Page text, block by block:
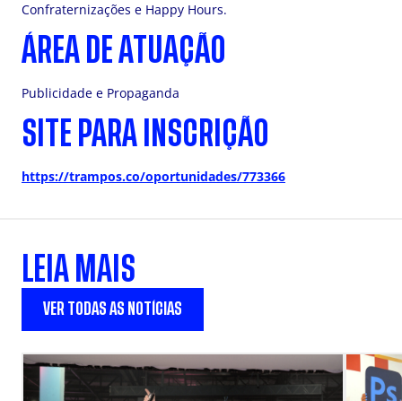
Confraternizações e Happy Hours.
ÁREA DE ATUAÇÃO
Publicidade e Propaganda
SITE PARA INSCRIÇÃO
https://trampos.co/oportunidades/773366
LEIA MAIS
VER TODAS AS NOTÍCIAS